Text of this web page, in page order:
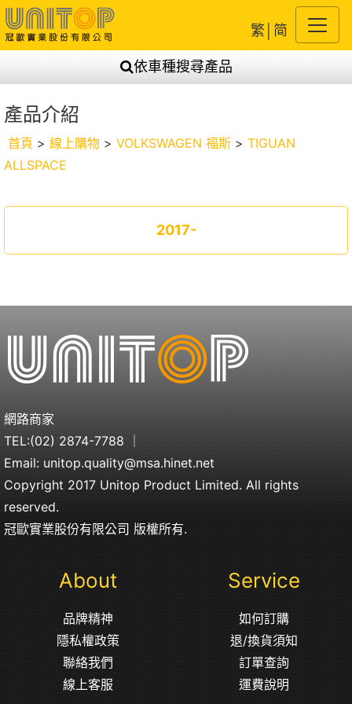
繁 简
依車種搜尋產品
產品介紹
首頁 > 線上購物 > VOLKSWAGEN 福斯 > TIGUAN
ALLSPACE
2017-
網路商家
TEL:(02) 2874-7788
Email: unitop.quality@msa.hinet.net
Copyright 2017 Unitop Product Limited. All rights
reserved.
冠歐實業股份有限公司 版權所有.
About
品牌精神
隱私權政策
聯絡我們
線上客服
Service
如何訂購
退/換貨須知
訂單查詢
運費說明